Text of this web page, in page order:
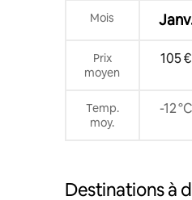
Mois
Prix
moyen
105 €
Temp.
moy.
-12 °C
Destinations à